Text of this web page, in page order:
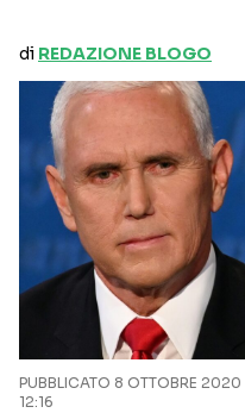
di REDAZIONE BLOGO
PUBBLICATO 8 OTTOBRE 2020
12:16